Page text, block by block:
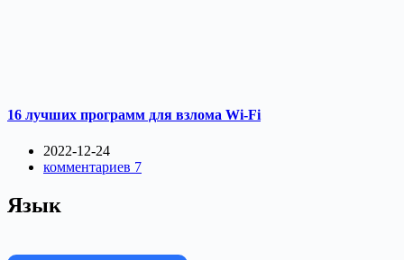
16 лучших программ для взлома Wi-Fi
2022-12-24
комментариев 7
Язык